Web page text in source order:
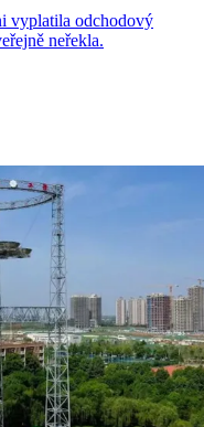
vyplatila odchodový
neřekla.